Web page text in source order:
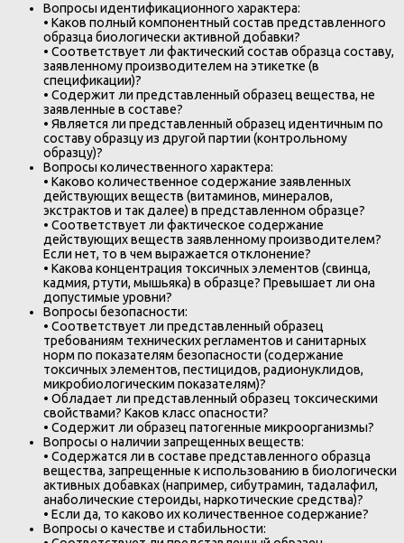
Вопросы идентификационного характера:
• Каков полный компонентный состав представленного
образца биологически активной добавки?
• Соответствует ли фактический состав образца составу,
заявленному производителем на этикетке (в
спецификации)?
• Содержит ли представленный образец вещества, не
заявленные в составе?
• Является ли представленный образец идентичным по
составу образцу из другой партии (контрольному
образцу)?
Вопросы количественного характера:
• Каково количественное содержание заявленных
действующих веществ (витаминов, минералов,
экстрактов и так далее) в представленном образце?
• Соответствует ли фактическое содержание
действующих веществ заявленному производителем?
Если нет, то в чем выражается отклонение?
• Какова концентрация токсичных элементов (свинца,
кадмия, ртути, мышьяка) в образце? Превышает ли она
допустимые уровни?
Вопросы безопасности:
• Соответствует ли представленный образец
требованиям технических регламентов и санитарных
норм по показателям безопасности (содержание
токсичных элементов, пестицидов, радионуклидов,
микробиологическим показателям)?
• Обладает ли представленный образец токсическими
свойствами? Каков класс опасности?
• Содержит ли образец патогенные микроорганизмы?
Вопросы о наличии запрещенных веществ:
• Содержатся ли в составе представленного образца
вещества, запрещенные к использованию в биологически
активных добавках (например, сибутрамин, тадалафил,
анаболические стероиды, наркотические средства)?
• Если да, то каково их количественное содержание?
Вопросы о качестве и стабильности: